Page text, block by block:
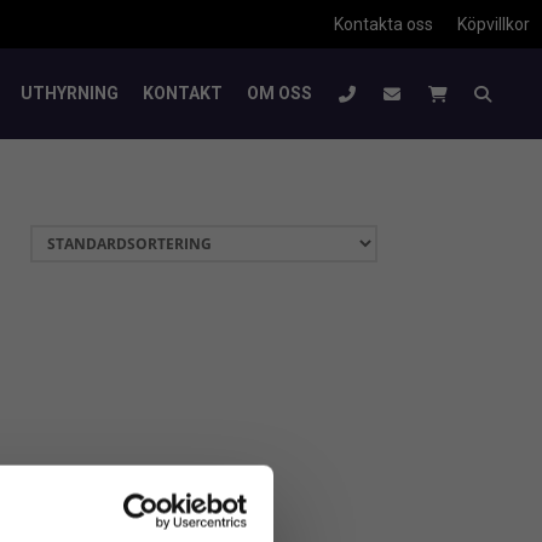
Köpvillkor
Kontakta oss
UTHYRNING KONTAKT OM OSS